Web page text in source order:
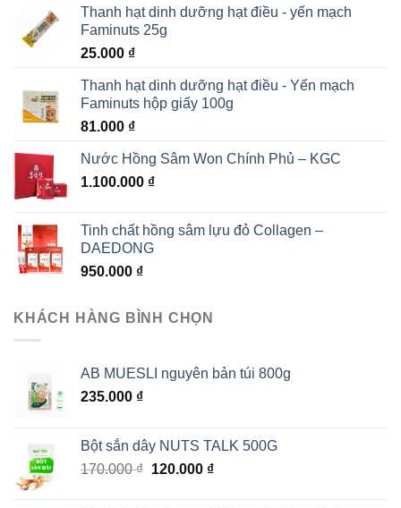
Thanh hạt dinh dưỡng hạt điều - yến mạch
Faminuts 25g
25.000 ₫
Thanh hạt dinh dưỡng hạt điều - Yến mạch
Faminuts hộp giấy 100g
81.000 ₫
Nước Hồng Sâm Won Chính Phủ – KGC
1.100.000 ₫
Tinh chất hồng sâm lựu đỏ Collagen –
DAEDONG
950.000 ₫
KHÁCH HÀNG BÌNH CHỌN
AB MUESLI nguyên bản túi 800g
235.000 ₫
Bột sắn dây NUTS TALK 500G
170.000₫ Giá
120.000 ₫Giá